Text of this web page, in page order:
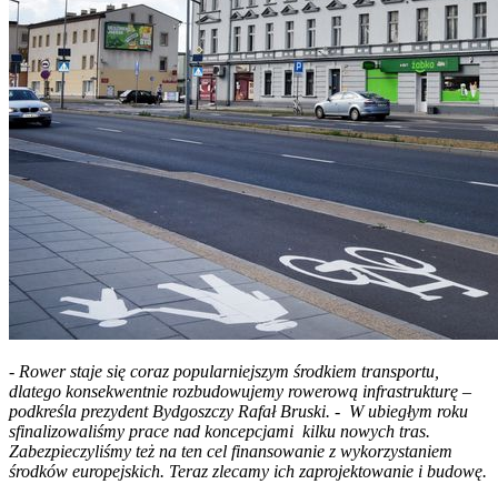
- Rower staje się coraz popularniejszym środkiem transportu,
dlatego konsekwentnie rozbudowujemy rowerową infrastrukturę –
podkreśla prezydent Bydgoszczy Rafał Bruski. - W ubiegłym roku
sfinalizowaliśmy prace nad koncepcjami kilku nowych tras.
Zabezpieczyliśmy też na ten cel finansowanie z wykorzystaniem
środków europejskich. Teraz zlecamy ich zaprojektowanie i budowę.